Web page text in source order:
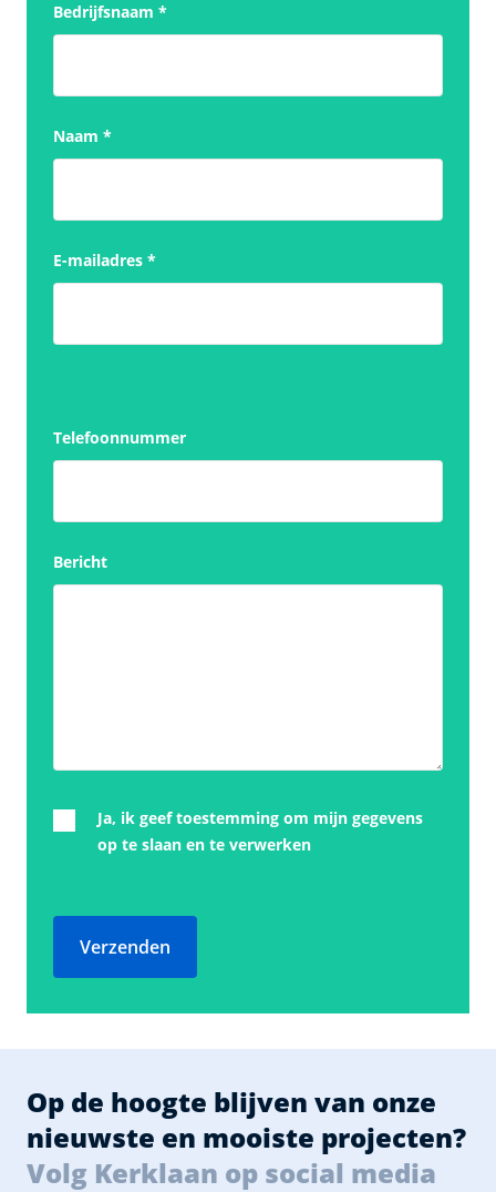
Bedrijfsnaam *
Naam *
E-mailadres *
Telefoonnummer
Bericht
Ja, ik geef toestemming om mijn gegevens
op te slaan en te verwerken
Verzenden
Op de hoogte blijven van onze
nieuwste en mooiste projecten?
Volg Kerklaan op social media